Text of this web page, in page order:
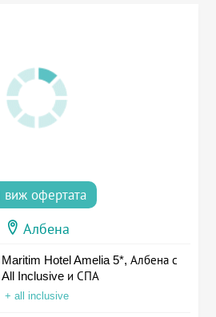
виж офертата
Албена
Maritim Hotel Amelia 5*, Албена с
All Inclusive и СПА
+ all inclusive